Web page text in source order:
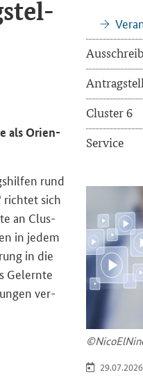
als Ori­en­
rund
rich­tet sich
an Clus­
in jedem
in die
Ge­lern­te
ver­
Clus­ter 6
Ser­vice
29.07.2026